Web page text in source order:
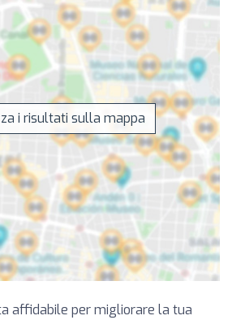
i risultati sulla mappa
affidabile per migliorare la tua